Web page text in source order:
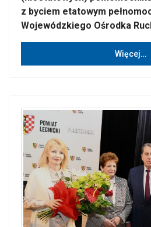
z byciem etatowym
Wojewódzkiego Ośrodka
Więcej…